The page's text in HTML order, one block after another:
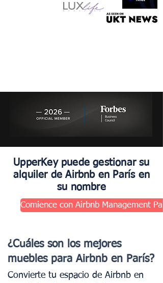
UpperKey puede gestionar su
alquiler de Airbnb en París en
su nombre
Comience con Airbnb Management
¿Cuáles son los mejores
muebles para Airbnb en París?
Convierte tu espacio de Airbnb en